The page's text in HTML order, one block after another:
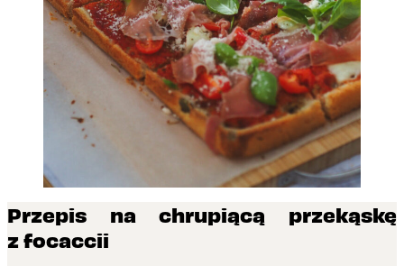
Przepis na chrupiącą przekąskę
z focaccii